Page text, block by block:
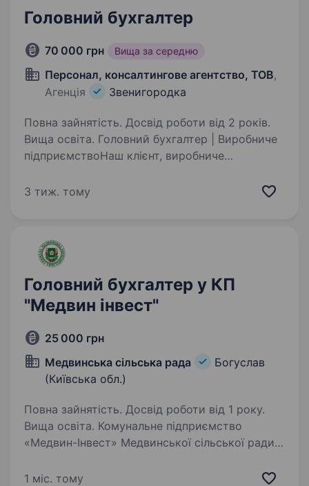
Головний бухгалтер
70 000 грн Вища за середню
Персонал, консалтингове агентство, ТОВ,
Агенція
Звенигородка
Повна зайнятість. Досвід роботи від 2 років.
Вища освіта. Головний бухгалтер | Виробниче
підприємствоНаш клієнт, виробниче
запрошує до команди Головного бухгалтера —
3 тиж. тому
Головний бухгалтер у КП
"Медвин інвест"
25 000 грн
Медвинська сільська рада
Богуслав
(Київська обл.)
Повна зайнятість. Досвід роботи від 1 року.
Вища освіта. Комунальне підприємство
«Медвин-Інвест» Медвинської сільської ради
головного бухгалтера. Якщо ви шукаєте
1 міс. тому